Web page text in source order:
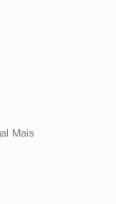
Mais